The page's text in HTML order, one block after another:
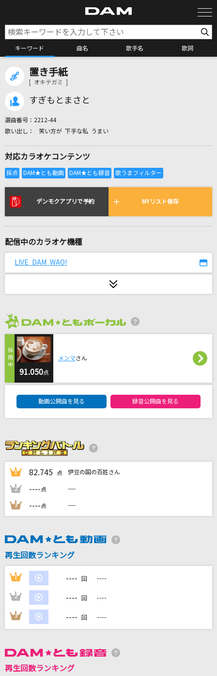
キーワード 曲名 歌手名 歌詞
全国りれき
リアルタイムで歌われている曲の一覧
Runner
声
アイナ・ジ・エンド
[生音]ray
Do it!!!!!
SUPER EIGHT
サウダージ
ポルノグラフィティ
抱きしめたい
Mr.Children
だから僕は音楽を辞めた
ジタバタ
すりぃ
DAMの新曲・ランキングなど
置き手紙
[ オキテガミ ]
すぎもとまさと
選曲番号： 2212-44
笑い方が 下手な私 うまい
対応カラオケコンテンツ
デンモクアプリで予約 MYリスト保存
配信中のカラオケ機種
LIVE DAM WAO!
91.050点
メンマさん
動画公開曲を見る 録音公開曲を見る
1 82.745 点 伊豆の国の百姓さん
2 ----点 ----
3 ----点 ----
再生回数ランキング
1 ---- 回 ----
2 ---- 回 ----
3 ---- 回 ----
再生回数ランキング